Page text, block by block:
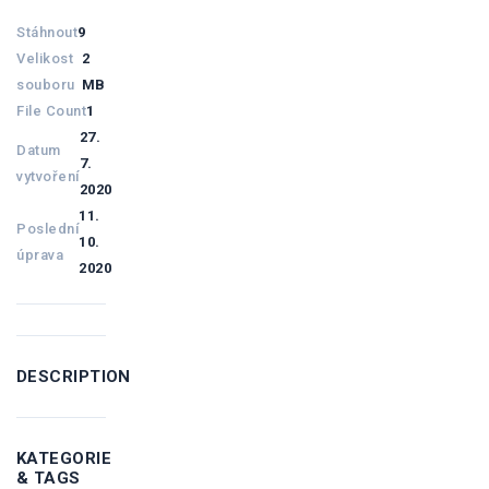
Stáhnout9
Velikost
souboru
2
MB
File Count1
Datum
vytvoření
27.
7.
2020
Poslední
úprava
11.
10.
2020
DESCRIPTION
KATEGORIE
& TAGS